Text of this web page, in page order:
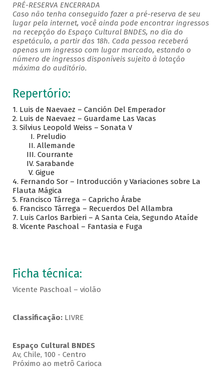
PRÉ-RESERVA ENCERRADA
Caso não tenha conseguido fazer a pré-reserva de seu
lugar pela internet, você ainda pode encontrar ingressos
na recepção do Espaço Cultural BNDES, no dia do
espetáculo, a partir das 18h. Cada pessoa receberá
apenas um ingresso com lugar marcado, estando o
número de ingressos disponíveis sujeito à lotação
máxima do auditório.
Repertório:
1. Luis de Naevaez – Canción Del Emperador
2. Luis de Naevaez – Guardame Las Vacas
3. Silvius Leopold Weiss – Sonata V
I. Preludio
II. Allemande
III. Courrante
IV. Sarabande
V. Gigue
4. Fernando Sor – Introducción y Variaciones sobre La
Flauta Mágica
5. Francisco Tárrega – Capricho Árabe
6. Francisco Tárrega – Recuerdos Del Allambra
7. Luis Carlos Barbieri – A Santa Ceia, Segundo Ataíde
8. Vicente Paschoal – Fantasia e Fuga
Ficha técnica:
Vicente Paschoal – violão
Classificação:LIVRE
Espaço Cultural BNDES
Av, Chile, 100 - Centro
Próximo ao metrô Carioca